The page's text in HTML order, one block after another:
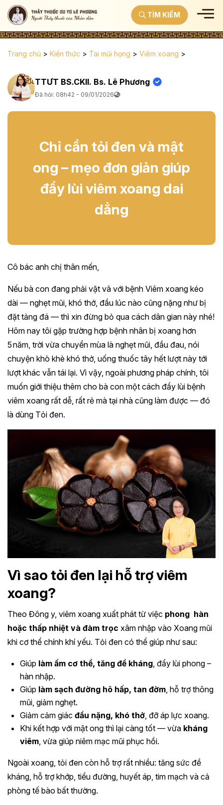
TÌM KIẾM
Trang chủ > Kiến thức > Tai mũi họng > Viêm xoang >
TTƯT BS.CKII. Bs. Lê Phương
Đã hỏi: 08h42 - 09/01/2026
Chỉ cần tỏi đen và mật
ong – mẹo đơn giản giúp
đẩy lùi viêm xoang dai
dẳng
Cô bác anh chị thân mến,
Nếu bà con đang phải vật vã với bệnh Viêm xoang kéo
dài — nghẹt mũi, khó thở, đầu lúc nào cũng nặng như bị
đặt tảng đá — thì xin đừng bỏ qua cách dân gian này nhé!
Hôm nay tôi gặp trường hợp bệnh nhân bị xoang hơn
5 năm, trời vừa chuyển mùa là nghẹt mũi, đầu đau, nói
chuyện khò khè khó thở, uống thuốc tây hết lượt này tới
lượt khác vẫn tái lại. Vì vậy, ngoài phương pháp chính, tôi
muốn giới thiệu thêm cho bà con một cách đẩy lùi bệnh
viêm xoang rất dễ, rất rẻ mà tại nhà cũng làm được — đó
là dùng Tỏi đen.
Vì sao tỏi đen lại hỗ trợ viêm
xoang?
Theo Đông y, viêm xoang xuất phát từ việc phong ­ hàn
hoặc thấp nhiệt và đàm trọc xâm nhập vào Xoang mũi
khi cơ thể chính khí yếu. Tỏi đen có thể giúp như sau:
Giúp làm ấm cơ thể, tăng đề kháng , đẩy lùi phong –
hàn nhập.
Giúp làm sạch đường hô hấp, tan đờm , hỗ trợ thông
mũi, giảm nghẹt.
Giảm cảm giác đầu nặng, khó thở , đỡ áp lực xoang.
Khi kết hợp với mật ong thì lại càng tốt — vừa kháng
viêm , vừa giúp niêm mạc mũi phục hồi.
Ngoài xoang, tỏi đen còn hỗ trợ rất nhiều: tăng sức đề
kháng, hỗ trợ khớp, tiểu đường, huyết áp, tim mạch và cả
phòng tế bào bất thường.